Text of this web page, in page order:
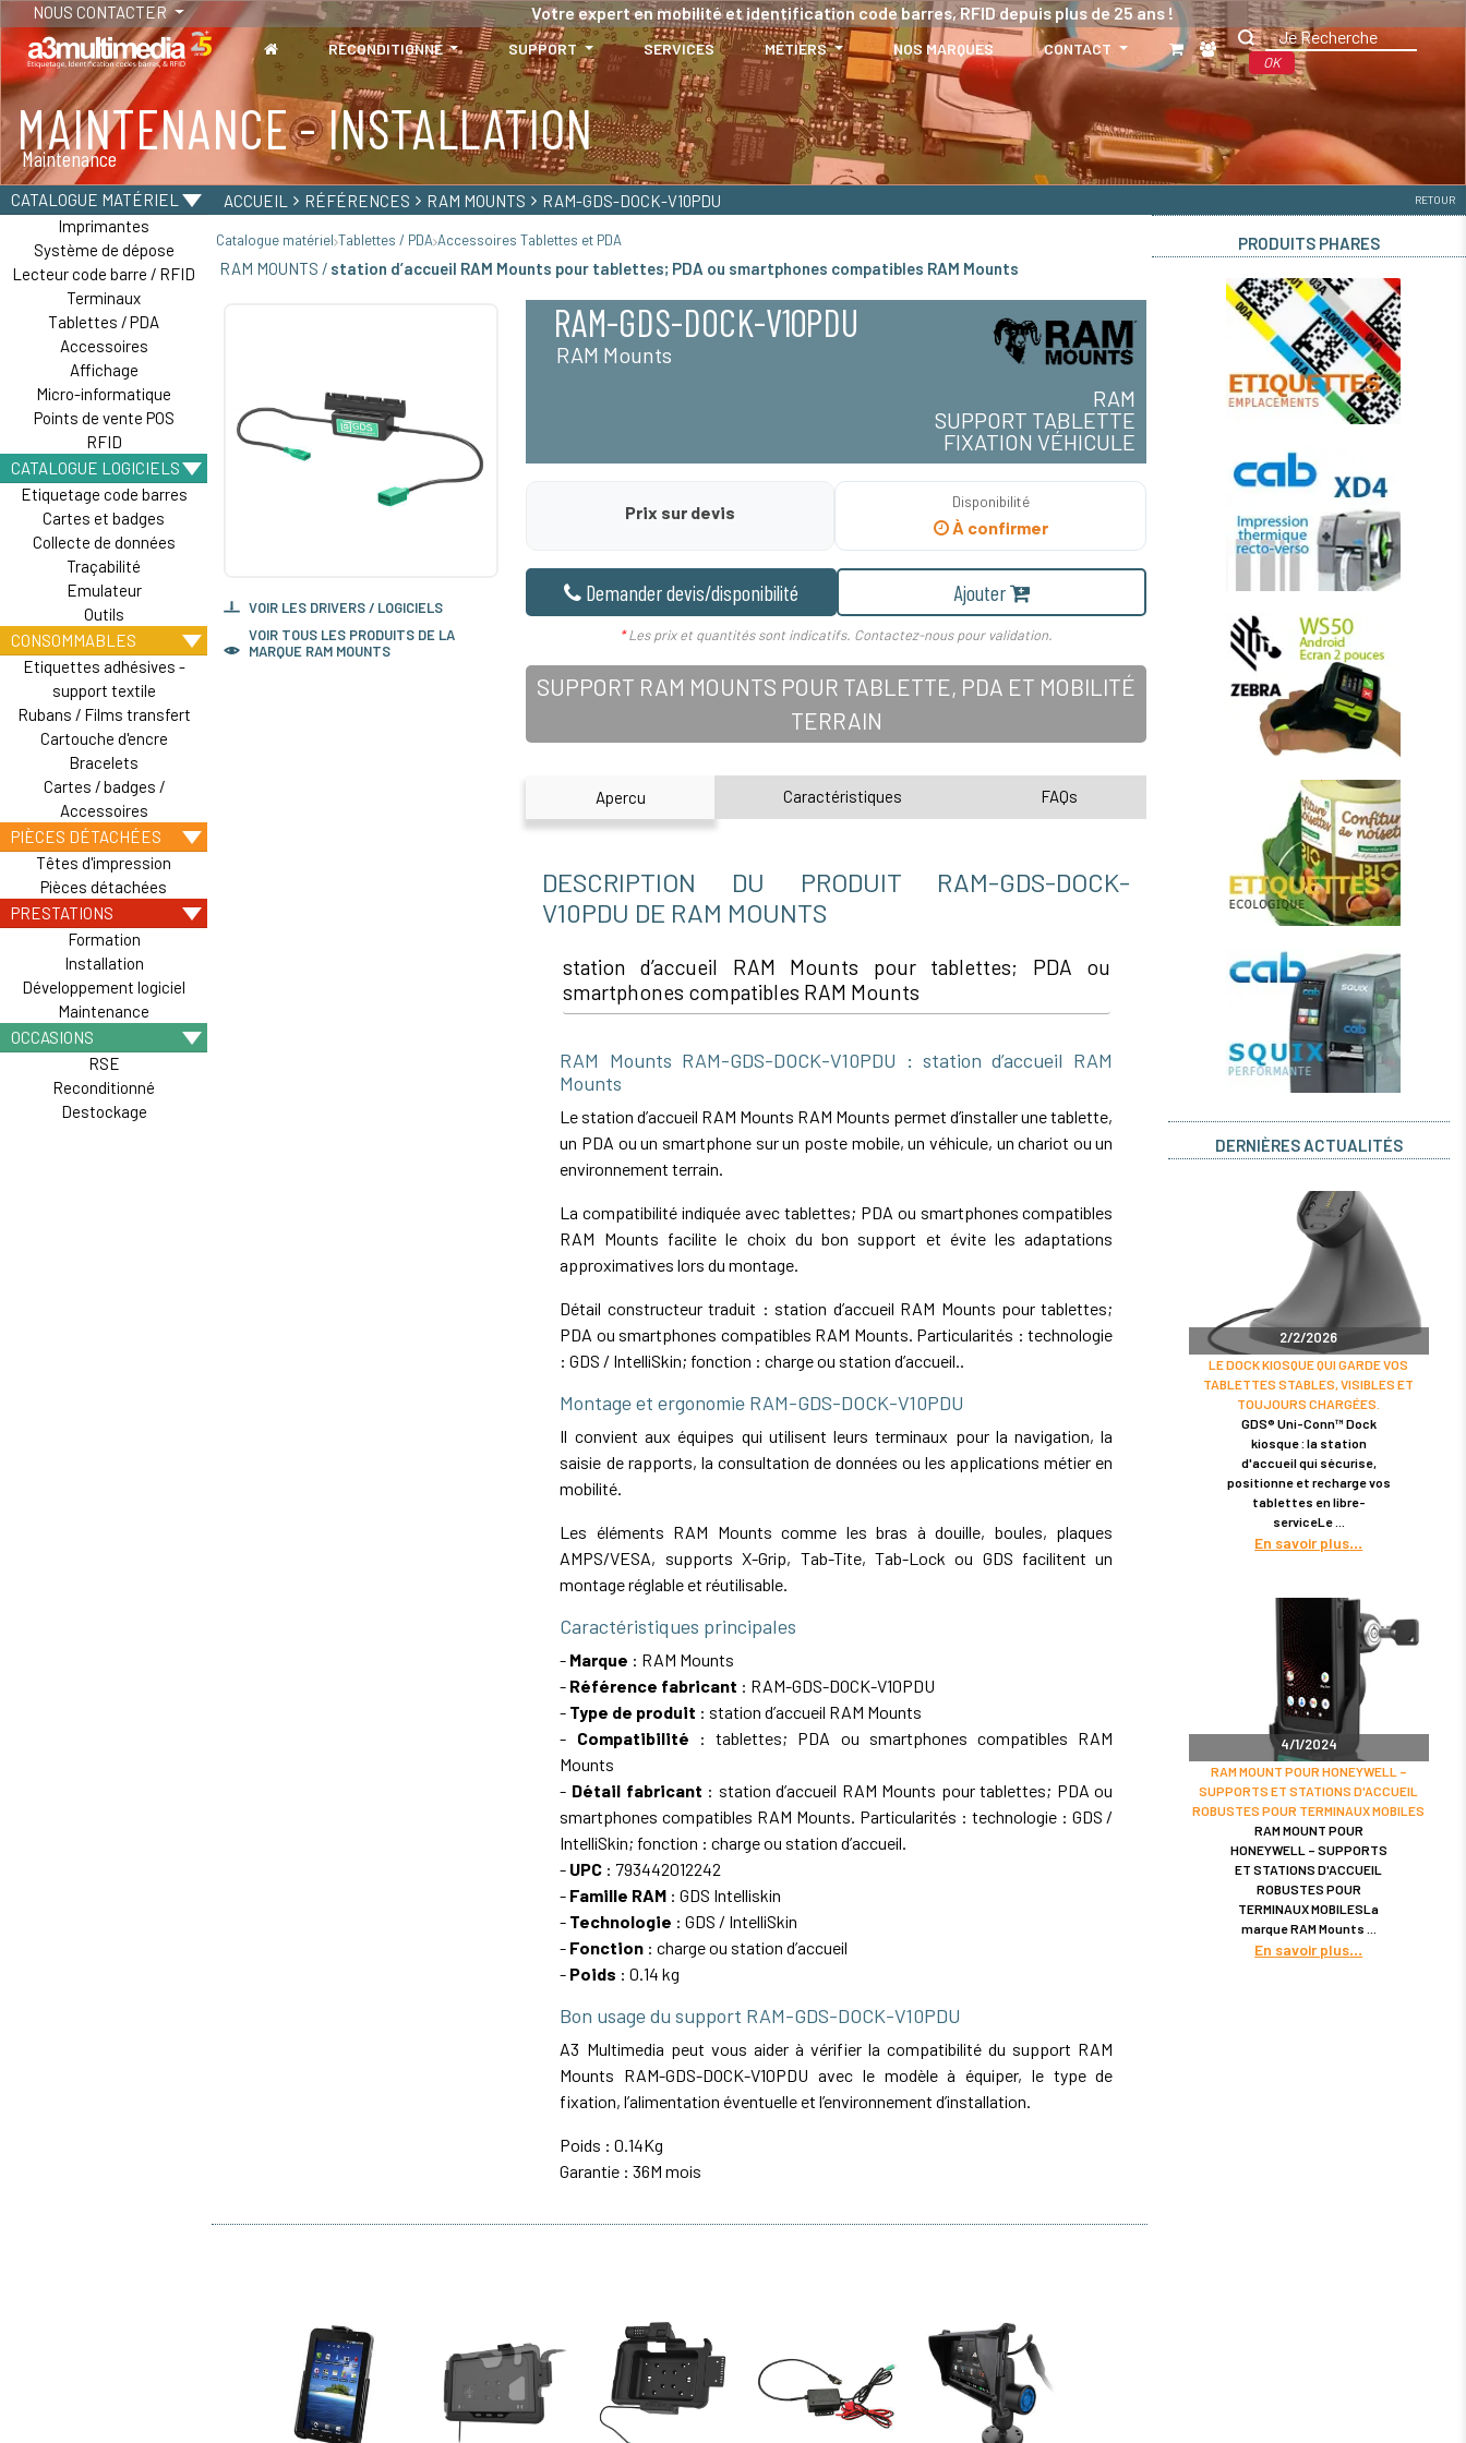
NOUS CONTACTER Votre expert en mobilité et identification code barres, RFID depuis plus de 25 ans !
RECONDITIONNÉ SUPPORT SERVICES MÉTIERS NOS MARQUES CONTACT
OK
MAINTENANCE - INSTALLATION
Maintenance
TABLETTES
Tablettes durcies - Étanches - Résistantes
CATALOGUE MATÉRIEL
Imprimantes
Système de dépose
Lecteur code barre / RFID
Terminaux
Tablettes / PDA
Accessoires
Affichage
Micro-informatique
Points de vente POS
RFID
CATALOGUE LOGICIELS
Etiquetage code barres
Cartes et badges
Collecte de données
Traçabilité
Emulateur
Outils
CONSOMMABLES
Etiquettes adhésives -
support textile
Rubans / Films transfert
Cartouche d'encre
Bracelets
Cartes / badges /
Accessoires
PIÈCES DÉTACHÉES
Têtes d'impression
Pièces détachées
PRESTATIONS
Formation
Installation
Développement logiciel
Maintenance
OCCASIONS
RSE
Reconditionné
Destockage
ACCUEIL RÉFÉRENCES RAM MOUNTS RAM-GDS-DOCK-V10PDU RETOUR
Catalogue matériel Tablettes / PDA Accessoires Tablettes et PDA
RAM MOUNTS / station d’accueil RAM Mounts pour tablettes; PDA ou smartphones compatibles RAM Mounts
VOIR LES DRIVERS / LOGICIELS
VOIR TOUS LES PRODUITS DE LA
MARQUE RAM MOUNTS
RAM-GDS-DOCK-V10PDU
RAM Mounts
RAM
SUPPORT TABLETTE
FIXATION VÉHICULE
Prix sur devis
Disponibilité
À confirmer
Demander devis/disponibilité Ajouter
*Les prix et quantités sont indicatifs. Contactez-nous pour validation.
SUPPORT RAM MOUNTS POUR TABLETTE, PDA ET MOBILITÉ
TERRAIN
Apercu Caractéristiques FAQs
DESCRIPTION DU PRODUIT RAM-GDS-DOCK-
V10PDU DE RAM MOUNTS
station d’accueil RAM Mounts pour tablettes; PDA ou
smartphones compatibles RAM Mounts
RAM Mounts RAM-GDS-DOCK-V10PDU : station d’accueil RAM
Mounts
Le station d’accueil RAM Mounts RAM Mounts permet d’installer une tablette,
un PDA ou un smartphone sur un poste mobile, un véhicule, un chariot ou un
environnement terrain.
La compatibilité indiquée avec tablettes; PDA ou smartphones compatibles
RAM Mounts facilite le choix du bon support et évite les adaptations
approximatives lors du montage.
Détail constructeur traduit : station d’accueil RAM Mounts pour tablettes;
PDA ou smartphones compatibles RAM Mounts. Particularités : technologie
: GDS / IntelliSkin; fonction : charge ou station d’accueil..
Montage et ergonomie RAM-GDS-DOCK-V10PDU
Il convient aux équipes qui utilisent leurs terminaux pour la navigation, la
saisie de rapports, la consultation de données ou les applications métier en
mobilité.
Les éléments RAM Mounts comme les bras à douille, boules, plaques
AMPS/VESA, supports X-Grip, Tab-Tite, Tab-Lock ou GDS facilitent un
montage réglable et réutilisable.
Caractéristiques principales
- Marque : RAM Mounts
- Référence fabricant : RAM-GDS-DOCK-V10PDU
- Type de produit : station d’accueil RAM Mounts
- Compatibilité : tablettes; PDA ou smartphones compatibles RAM
Mounts
- Détail fabricant : station d’accueil RAM Mounts pour tablettes; PDA ou
smartphones compatibles RAM Mounts. Particularités : technologie : GDS /
IntelliSkin; fonction : charge ou station d’accueil.
- UPC : 793442012242
- Famille RAM : GDS Intelliskin
- Technologie : GDS / IntelliSkin
- Fonction : charge ou station d’accueil
- Poids : 0.14 kg
Bon usage du support RAM-GDS-DOCK-V10PDU
A3 Multimedia peut vous aider à vérifier la compatibilité du support RAM
Mounts RAM-GDS-DOCK-V10PDU avec le modèle à équiper, le type de
fixation, l’alimentation éventuelle et l’environnement d’installation.
Poids : 0.14Kg
Garantie : 36M mois
PRODUITS PHARES
DERNIÈRES ACTUALITÉS
2/2/2026
LE DOCK KIOSQUE QUI GARDE VOS
TABLETTES STABLES, VISIBLES ET
TOUJOURS CHARGÉES.
GDS® Uni-Conn™ Dock
kiosque : la station
d'accueil qui sécurise,
positionne et recharge vos
tablettes en libre-
serviceLe
En savoir plus
4/1/2024
RAM MOUNT POUR HONEYWELL –
SUPPORTS ET STATIONS D'ACCUEIL
ROBUSTES POUR TERMINAUX MOBILES
RAM MOUNT POUR
HONEYWELL – SUPPORTS
ET STATIONS D'ACCUEIL
ROBUSTES POUR
TERMINAUX MOBILESLa
marque RAM Mounts
En savoir plus